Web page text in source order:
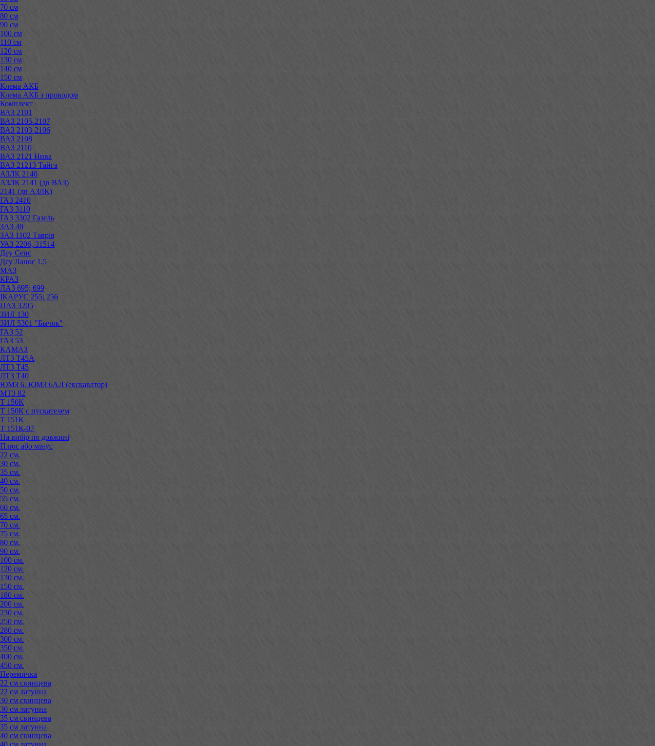
70 см
80 см
90 см
100 см
110 см
120 см
130 см
140 см
150 см
Клема АКБ
Клема АКБ з проводом
Комплект
ВАЗ 2101
ВАЗ 2105-2107
ВАЗ 2103-2106
ВАЗ 2108
ВАЗ 2110
ВАЗ 2121 Нива
ВАЗ 21213 Тайга
АЗЛК 2140
АЗЛК 2141 (дв ВАЗ)
2141 (дв АЗЛК)
ГАЗ 2410
ГАЗ 3110
ГАЗ 3302 Газель
ЗАЗ 40
ЗАЗ 1102 Таврія
УАЗ 2206, 31514
Деу Сенс
Деу Ланос 1,5
МАЗ
КРАЗ
ЛАЗ 695; 699
ІКАРУС 255; 256
ПАЗ 3205
ЗИЛ 130
ЗИЛ 5301 "Бычок"
ГАЗ 52
ГАЗ 53
КАМАЗ
ЛТЗ Т45А
ЛТЗ Т45
ЛТЗ Т40
ЮМЗ 6, ЮМЗ 6АЛ (екскаватор)
МТЗ 82
Т 150К
Т 150К с пускателем
Т 151К
Т 151К-07
На вибір по довжині
Плюс або мінус
22 см.
30 см.
35 см.
40 см.
50 см.
55 см.
60 см.
65 см.
70 см.
75 см.
80 см.
90 см.
100 см.
120 см.
130 см.
150 см.
180 см.
200 см.
230 см.
250 см.
280 см.
300 см.
350 см.
400 см.
450 см.
Перемичка
22 см свинцева
22 см латунна
30 см свинцева
30 см латунна
35 см свинцева
35 см латунна
40 см свинцева